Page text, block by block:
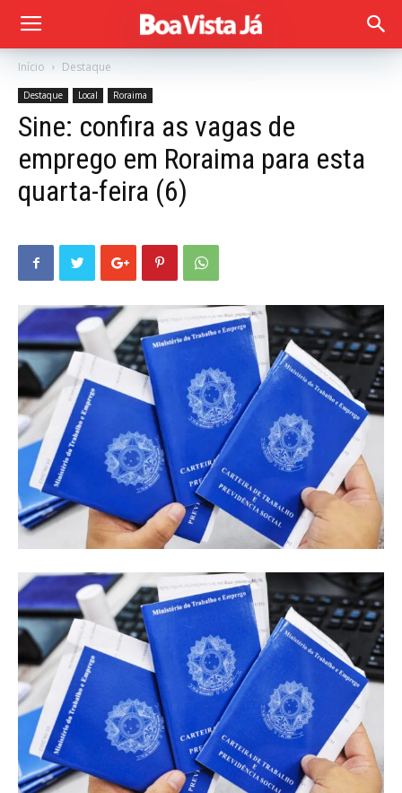
Início Destaque
Destaque Local Roraima
Sine: confira as vagas de
emprego em Roraima para esta
quarta-feira (6)